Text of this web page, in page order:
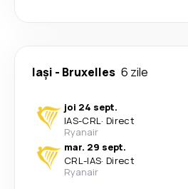
Iași - Bruxelles 6 zile
joi 24 sept.
IAS-CRL· Direct
Ryanair
mar. 29 sept.
CRL-IAS· Direct
Ryanair